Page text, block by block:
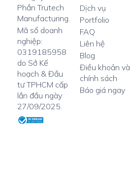
Phần Trutech
Manufacturing.
Mã số doanh
nghiệp:
0319185958
do Sở Kế
hoạch & Đầu
tư TPHCM cấp
lần đầu ngày
27/09/2025.
Dịch vụ
Portfolio
FAQ
Liên hệ
Blog
Điều khoản và
chính sách
Báo giá ngay